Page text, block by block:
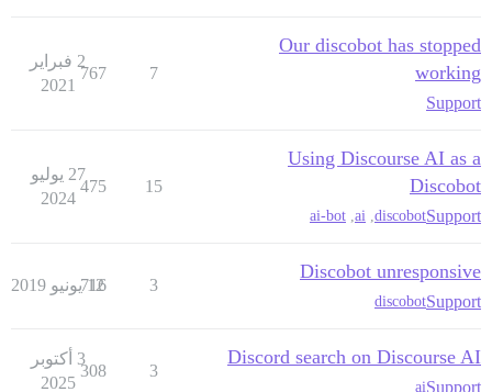
Our discobot has stopped
working
Support
7
767
2 فبراير
2021
Using Discourse AI as a
Discobot
Support
discobot
,
ai
,
ai-bot
15
475
27 يوليو
2024
Discobot unresponsive
Support
discobot
3
716
12 يونيو 2019
Discord search on Discourse AI
Support
ai
3
308
3 أكتوبر
2025